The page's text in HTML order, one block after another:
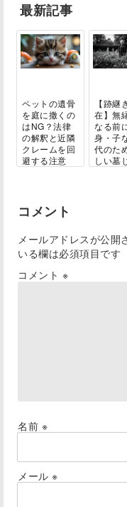
最新記事
ペットの遺骨
を庭に撒くの
はNG？法律
の解釈と近隣
クレームを回
避する注意
【跡継
在】無
なる前
身・子
代のた
しい墓
コメント
メールアドレスが公開
いる欄は必須項目です
コメント ※
名前 ※
メール ※